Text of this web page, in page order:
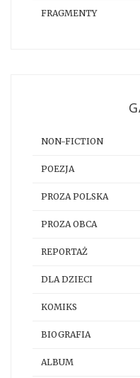
FRAGMENTY
NON-FICTION
POEZJA
PROZA POLSKA
PROZA OBCA
REPORTAŻ
DLA DZIECI
KOMIKS
BIOGRAFIA
ALBUM